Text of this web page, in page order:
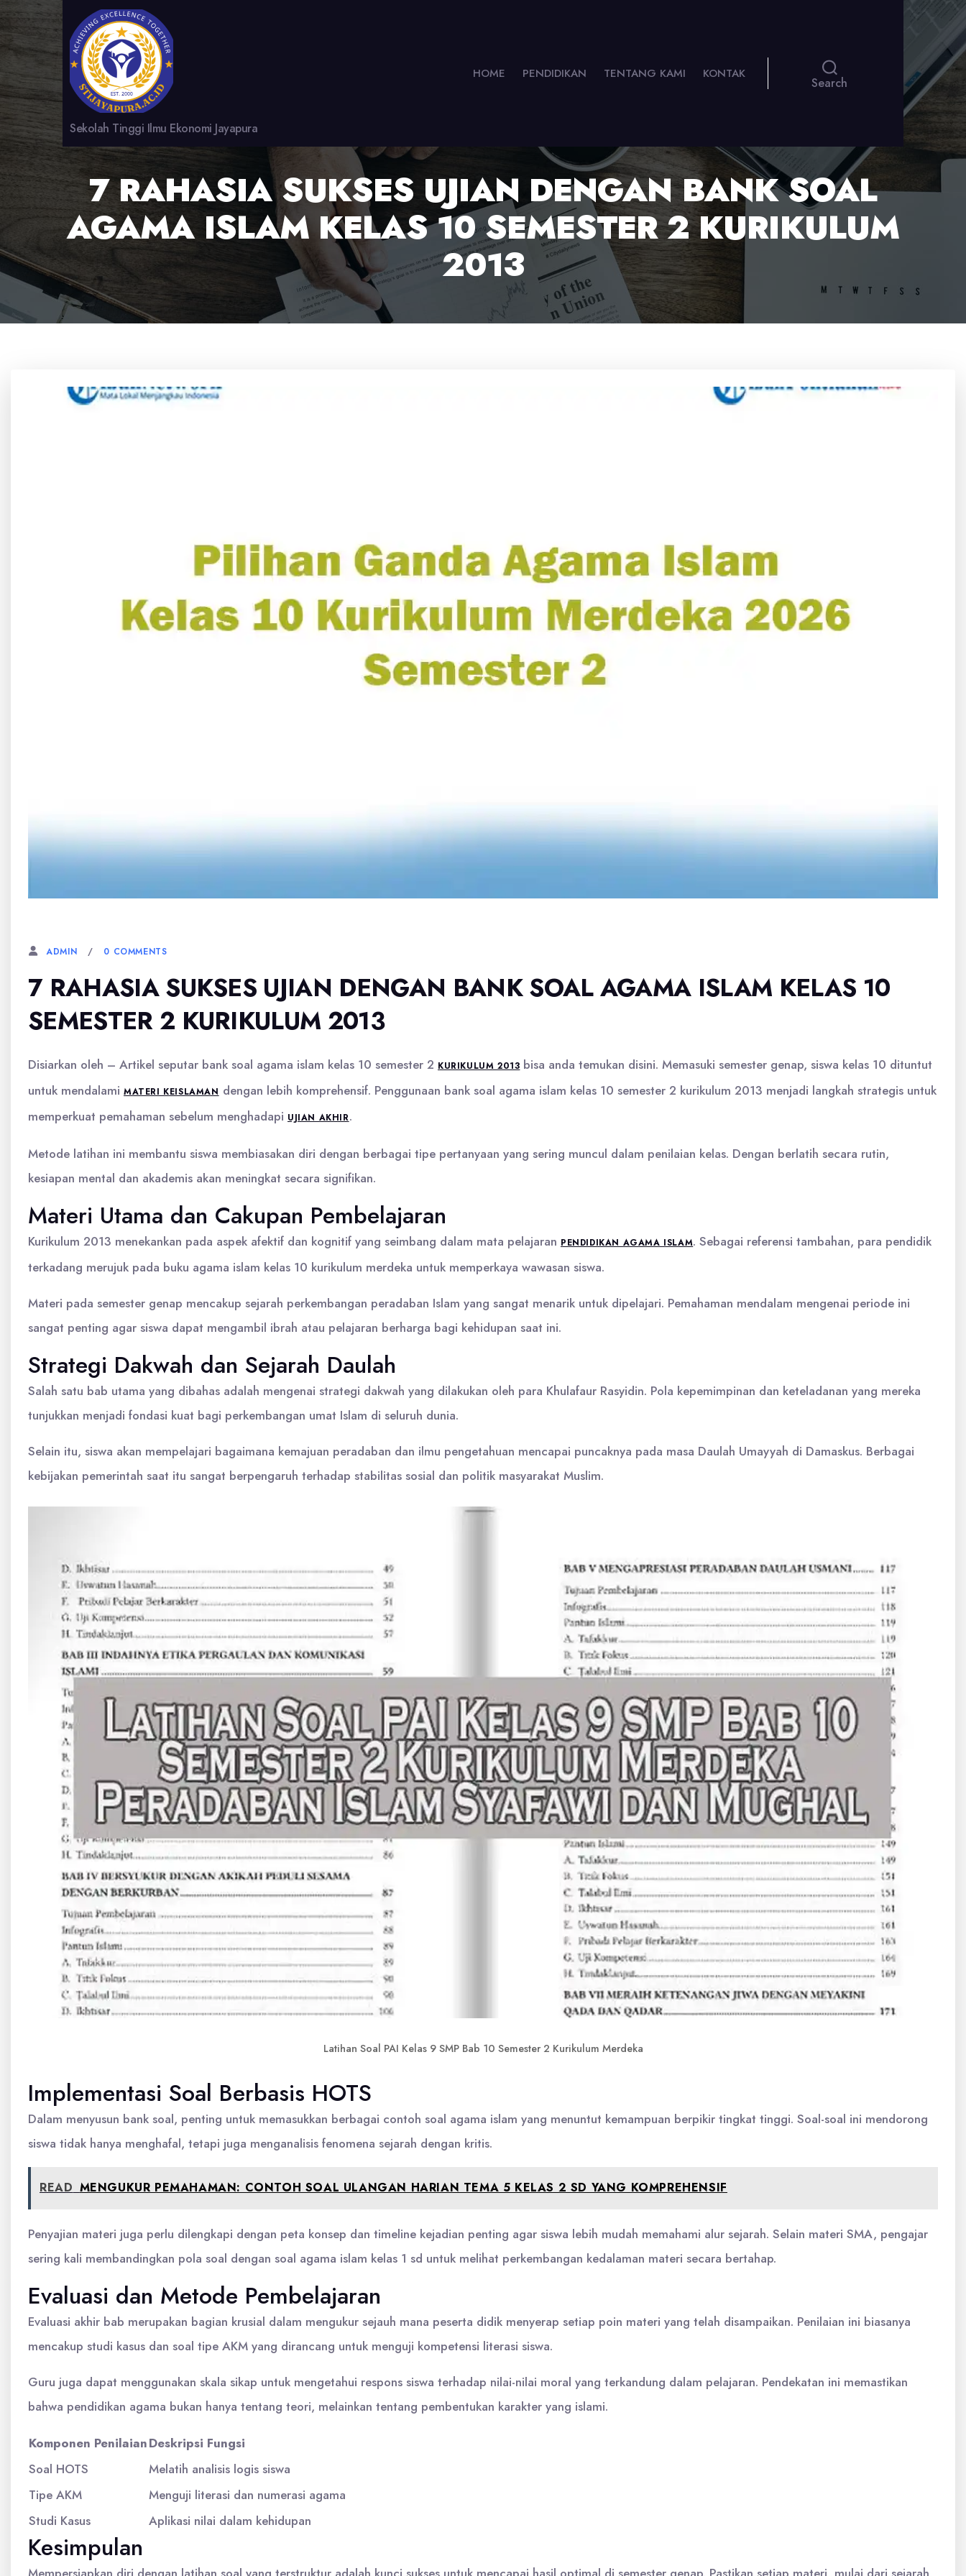
Sekolah Tinggi Ilmu Ekonomi Jayapura
HOME PENDIDIKAN TENTANG KAMI KONTAK
Search
7 RAHASIA SUKSES UJIAN DENGAN BANK SOAL
AGAMA ISLAM KELAS 10 SEMESTER 2 KURIKULUM
2013
ADMIN 0 COMMENTS
7 RAHASIA SUKSES UJIAN DENGAN BANK SOAL AGAMA ISLAM KELAS 10
SEMESTER 2 KURIKULUM 2013
Disiarkan oleh – Artikel seputar bank soal agama islam kelas 10 semester 2 KURIKULUM 2013 bisa anda temukan disini. Memasuki semester genap, siswa kelas 10 dituntut
untuk mendalami MATERI KEISLAMAN dengan lebih komprehensif. Penggunaan bank soal agama islam kelas 10 semester 2 kurikulum 2013 menjadi langkah strategis untuk
memperkuat pemahaman sebelum menghadapi UJIAN AKHIR.
Metode latihan ini membantu siswa membiasakan diri dengan berbagai tipe pertanyaan yang sering muncul dalam penilaian kelas. Dengan berlatih secara rutin,
kesiapan mental dan akademis akan meningkat secara signifikan.
Materi Utama dan Cakupan Pembelajaran
Kurikulum 2013 menekankan pada aspek afektif dan kognitif yang seimbang dalam mata pelajaran PENDIDIKAN AGAMA ISLAM. Sebagai referensi tambahan, para pendidik
terkadang merujuk pada buku agama islam kelas 10 kurikulum merdeka untuk memperkaya wawasan siswa.
Materi pada semester genap mencakup sejarah perkembangan peradaban Islam yang sangat menarik untuk dipelajari. Pemahaman mendalam mengenai periode ini
sangat penting agar siswa dapat mengambil ibrah atau pelajaran berharga bagi kehidupan saat ini.
Strategi Dakwah dan Sejarah Daulah
Salah satu bab utama yang dibahas adalah mengenai strategi dakwah yang dilakukan oleh para Khulafaur Rasyidin. Pola kepemimpinan dan keteladanan yang mereka
tunjukkan menjadi fondasi kuat bagi perkembangan umat Islam di seluruh dunia.
Selain itu, siswa akan mempelajari bagaimana kemajuan peradaban dan ilmu pengetahuan mencapai puncaknya pada masa Daulah Umayyah di Damaskus. Berbagai
kebijakan pemerintah saat itu sangat berpengaruh terhadap stabilitas sosial dan politik masyarakat Muslim.
Latihan Soal PAI Kelas 9 SMP Bab 10 Semester 2 Kurikulum Merdeka
Implementasi Soal Berbasis HOTS
Dalam menyusun bank soal, penting untuk memasukkan berbagai contoh soal agama islam yang menuntut kemampuan berpikir tingkat tinggi. Soal-soal ini mendorong
siswa tidak hanya menghafal, tetapi juga menganalisis fenomena sejarah dengan kritis.
READ MENGUKUR PEMAHAMAN: CONTOH SOAL ULANGAN HARIAN TEMA 5 KELAS 2 SD YANG KOMPREHENSIF
Penyajian materi juga perlu dilengkapi dengan peta konsep dan timeline kejadian penting agar siswa lebih mudah memahami alur sejarah. Selain materi SMA, pengajar
sering kali membandingkan pola soal dengan soal agama islam kelas 1 sd untuk melihat perkembangan kedalaman materi secara bertahap.
Evaluasi dan Metode Pembelajaran
Evaluasi akhir bab merupakan bagian krusial dalam mengukur sejauh mana peserta didik menyerap setiap poin materi yang telah disampaikan. Penilaian ini biasanya
mencakup studi kasus dan soal tipe AKM yang dirancang untuk menguji kompetensi literasi siswa.
Guru juga dapat menggunakan skala sikap untuk mengetahui respons siswa terhadap nilai-nilai moral yang terkandung dalam pelajaran. Pendekatan ini memastikan
bahwa pendidikan agama bukan hanya tentang teori, melainkan tentang pembentukan karakter yang islami.
Komponen PenilaianDeskripsi Fungsi
Soal HOTS
Melatih analisis logis siswa
Tipe AKM
Menguji literasi dan numerasi agama
Studi Kasus
Aplikasi nilai dalam kehidupan
Kesimpulan